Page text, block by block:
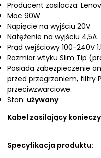
Producent zasilacza:
Moc 90W
Napięcie na wyjściu 20V
Natężenie na wyjściu 4,5A
Prąd wejściowy 100-240V
Rozmiar wtyku Slim Tip
Posiada zabezpieczenie
przed przegrzaniem, filtry
przeciwzwarciowe.
Stan: używany
Kabel zasilający
Specyfikacja produktu: